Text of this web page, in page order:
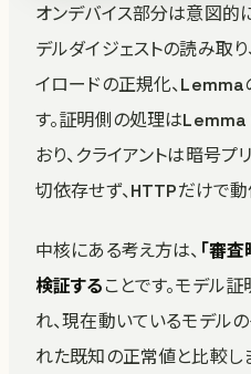
オンデバイス部分は意図的
デルダイジェストの読み取り
イロードの正規化、
す。証明側の処理は
おり、クライアントは暗号プ
切依存せず、HTTPだけで動
中核にある考え方は、 「審
検証することです。モデル
れ、現在動いているモデル
れた既知の正常値と比較し